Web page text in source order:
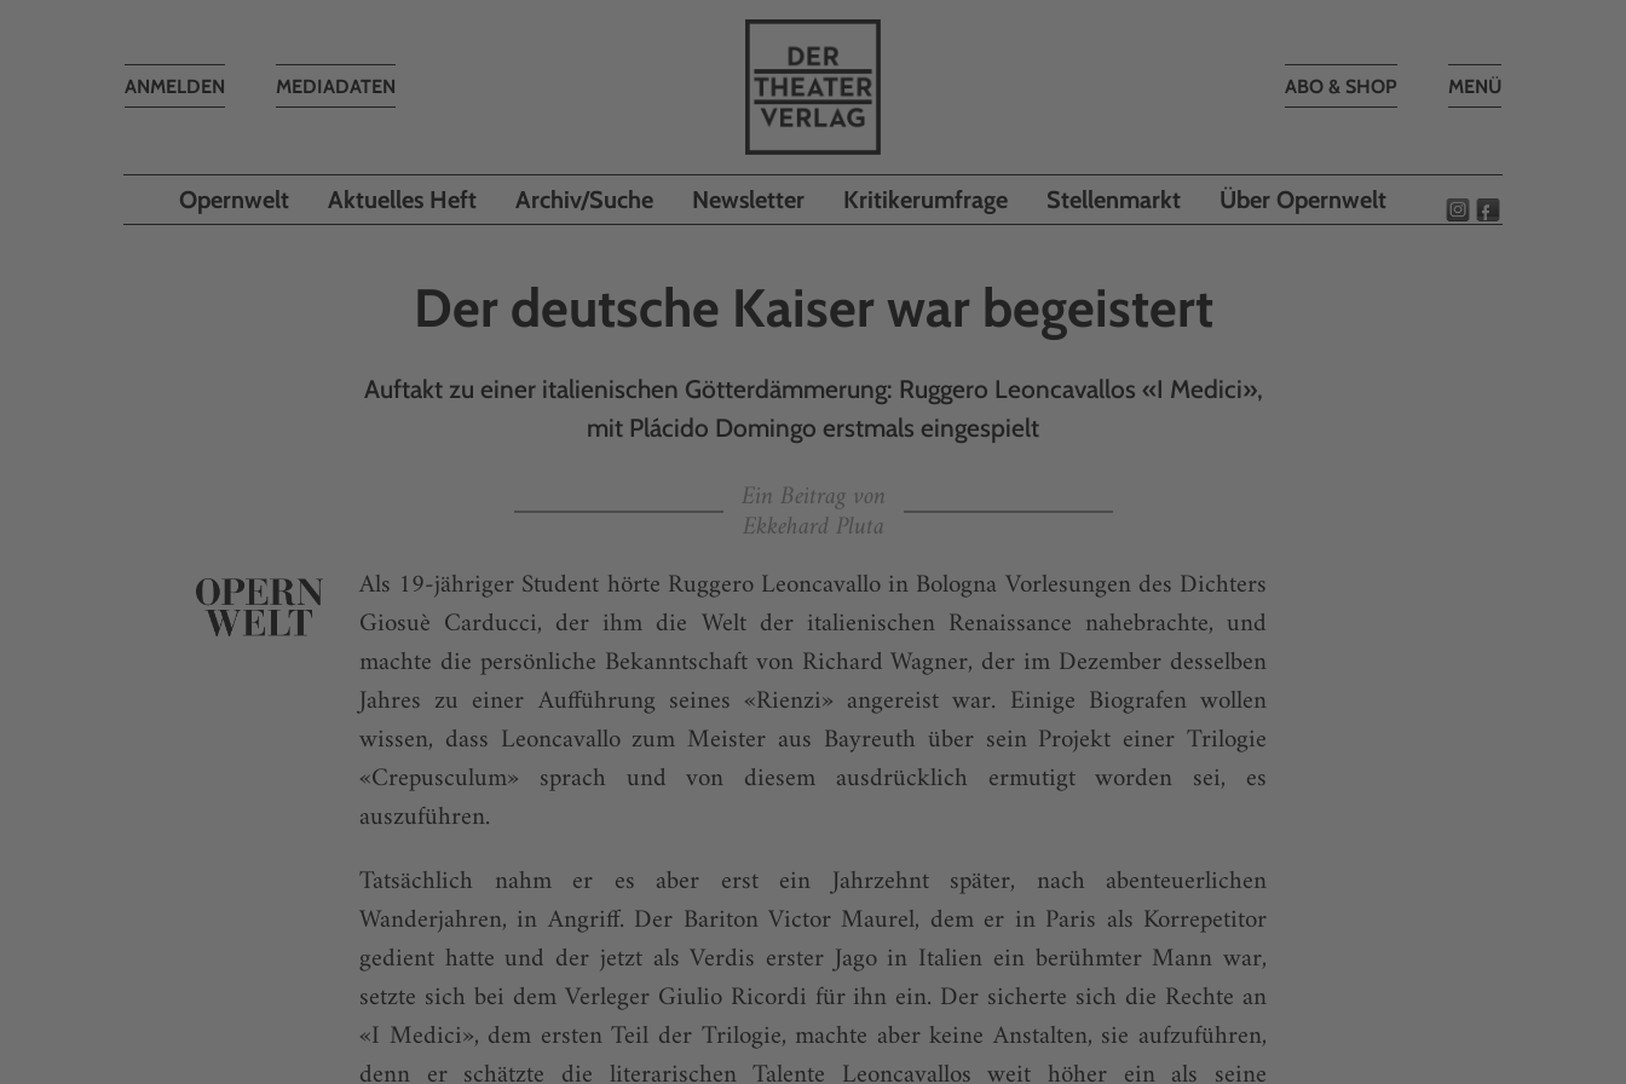
Toggle
MENÜ
ABO & SHOP
MEDIADATEN
Toggle
ANMELDEN
Opernwelt Aktuelles Heft Archiv/Suche Newsletter Kritikerumfrage Stellenmarkt Über Opernwelt
Der deutsche Kaiser war begeistert
Auftakt zu einer italienischen Götterdämmerung: Ruggero Leoncavallos «I Medici»,
mit Plácido Domingo erstmals eingespielt
Ein Beitrag von
Ekkehard Pluta
Als 19-jähriger Student hörte Ruggero Leoncavallo in Bologna Vorlesungen des Dichters
Giosuè Carducci, der ihm die Welt der italienischen Renaissance nahebrachte, und
machte die persönliche Bekanntschaft von Richard Wagner, der im Dezember desselben
Jahres zu einer Aufführung seines «Rienzi» angereist war. Einige Biografen wollen
wissen, dass Leoncavallo zum Meister aus Bayreuth über sein Projekt einer Trilogie
«Crepusculum» sprach und von diesem ausdrücklich ermutigt worden sei, es
auszuführen.
Tatsächlich nahm er es aber erst ein Jahrzehnt später, nach abenteuerlichen
Wanderjahren, in Angriff. Der Bariton Victor Maurel, dem er in Paris als Korrepetitor
gedient hatte und der jetzt als Verdis erster Jago in Italien ein berühmter Mann war,
setzte sich bei dem Verleger Giulio Ricordi für ihn ein. Der sicherte sich die Rechte an
«I Medici», dem ersten Teil der Trilogie, machte aber keine Anstalten, sie aufzuführen,
denn er schätzte die literarischen Talente Leoncavallos weit höher ein als seine